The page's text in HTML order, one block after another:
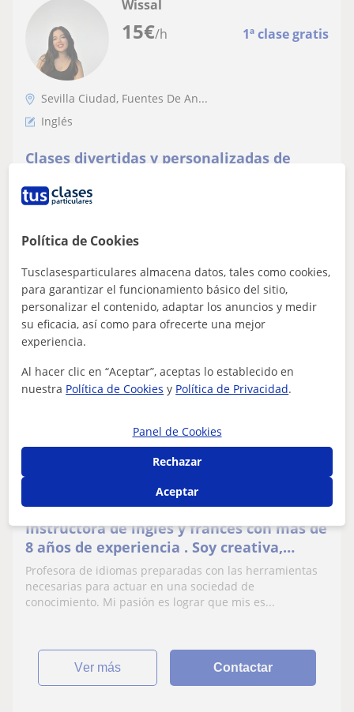
15€/h 1ª clase gratis
Wissal
Sevilla Ciudad, Fuentes De An...
Inglés
Clases divertidas y personalizadas de
Hola! Me llamo Wissal y ofrezco clases particulares de
estudiante de Ingeniería Química con...
ver más Contactar
10€
Sheilarith
Instructora de inglés y francés con más de
8 años de experiencia . Soy creativa,
dedicada, empática, innovadora y
apasionada.
Profesora de idiomas preparadas con las herramientas
necesarias para actuar en una sociedad de
conocimiento. Mi pasión es lograr que mis es...
ver más Contactar
Política de Cookies
Tusclasesparticulares almacena datos, tales como cookies,
para garantizar el funcionamiento básico del sitio,
personalizar el contenido, adaptar los anuncios y medir
su eficacia, así como para ofrecerte una mejor
experiencia.
Al hacer clic en “Aceptar”, aceptas lo establecido en
nuestra Política de Cookies y Política de Privacidad.
Panel de Cookies
Rechazar
Aceptar